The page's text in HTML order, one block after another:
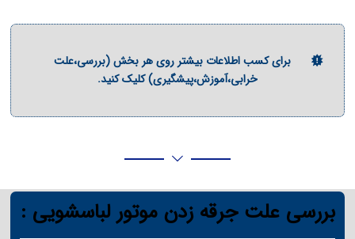
برای کسب اطلاعات بیشتر روی هر بخش (بررسی،علت
خرابی،آموزش،پیشگیری) کلیک کنید.
بررسی علت جرقه زدن موتور لباسشویی :